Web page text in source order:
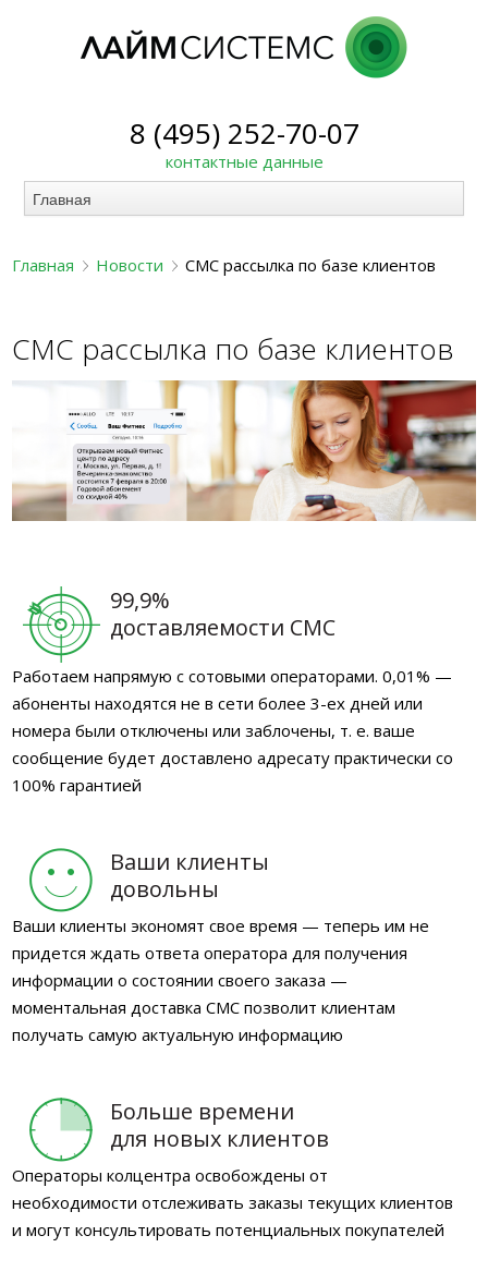
8 (495) 252-70-07
контактные данные
Главная Новости СМС рассылка по базе клиентов
СМС рассылка по базе клиентов
99,9%
доставляемости СМС
Работаем напрямую с сотовыми операторами. 0,01% —
абоненты находятся не в сети более 3-ех дней или
номера были отключены или заблочены, т. е. ваше
сообщение будет доставлено адресату практически со
100% гарантией
Ваши клиенты
довольны
Ваши клиенты экономят свое время — теперь им не
придется ждать ответа оператора для получения
информации о состоянии своего заказа —
моментальная доставка СМС позволит клиентам
получать самую актуальную информацию
Больше времени
для новых клиентов
Операторы колцентра освобождены от
необходимости отслеживать заказы текущих клиентов
и могут консультировать потенциальных покупателей